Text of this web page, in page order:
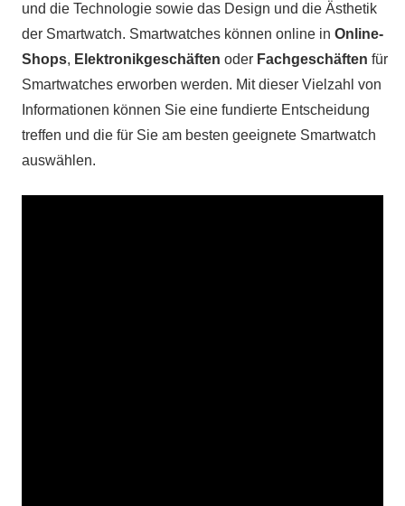
und die Technologie sowie das Design und die Ästhetik
der Smartwatch. Smartwatches können online in Online-
Shops, Elektronikgeschäften oder Fachgeschäften für
Smartwatches erworben werden. Mit dieser Vielzahl von
Informationen können Sie eine fundierte Entscheidung
treffen und die für Sie am besten geeignete Smartwatch
auswählen.